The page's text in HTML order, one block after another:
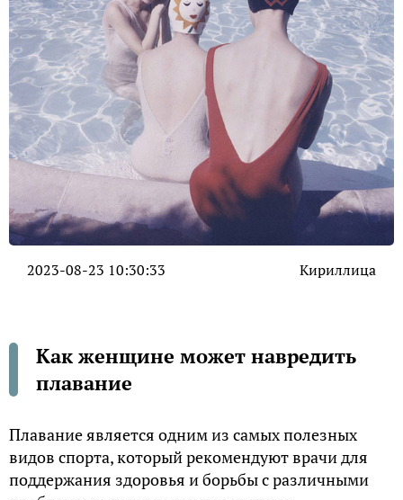
2023-08-23 10:30:33 Кириллица
Как женщине может навредить
плавание
Плавание является одним из самых полезных
видов спорта, который рекомендуют врачи для
поддержания здоровья и борьбы с различными